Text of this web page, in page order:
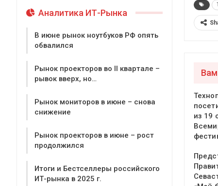
из 19
Аналитика ИТ-Рынка
В июне рынок ноутбуков РФ опять
обвалился
Рынок проекторов во II квартале –
рывок вверх, но…
Рынок мониторов в июне – снова
снижение
Рынок проекторов в июне – рост
продолжился
Итоги и Бестселлеры российского
ИТ-рынка в 2025 г.